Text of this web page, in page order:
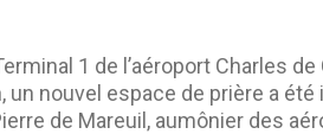
1 de l’aéroport Charles
nouvel espace de prière a été
de Mareuil, aumônier des